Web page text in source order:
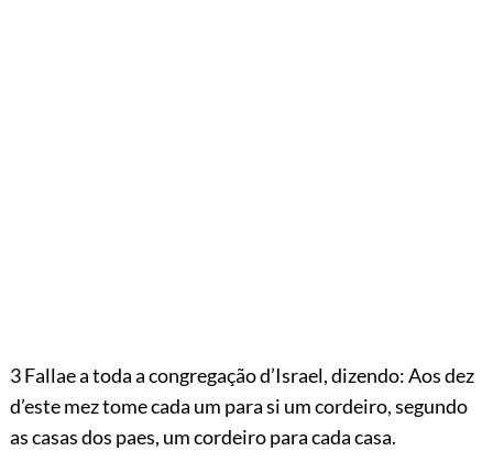
3 Fallae a toda a congregação d’Israel, dizendo: Aos dez
d’este mez tome cada um para si um cordeiro, segundo
as casas dos paes, um cordeiro para cada casa.